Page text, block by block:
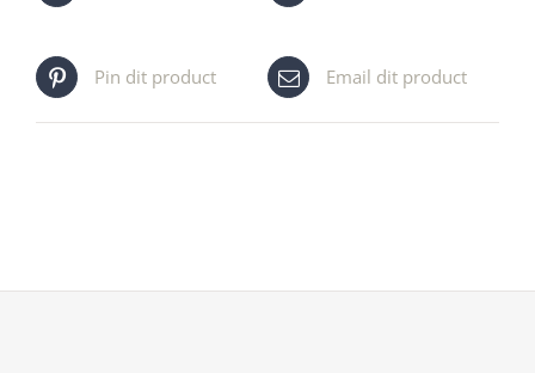
Pin dit product Email dit product